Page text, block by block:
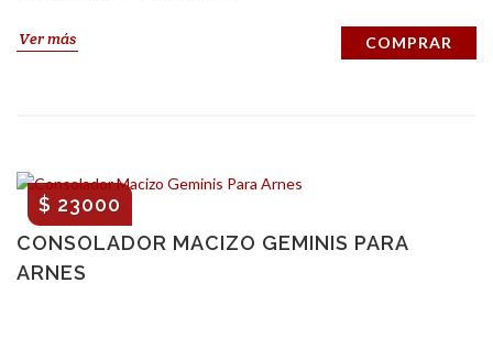
Ver más COMPRAR
CONSOLADOR MACIZO GEMINIS PARA
ARNES
$ 23000